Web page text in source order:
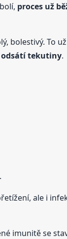
proces už
bolestivý. To
tekutiny.
ale i
imunitě se